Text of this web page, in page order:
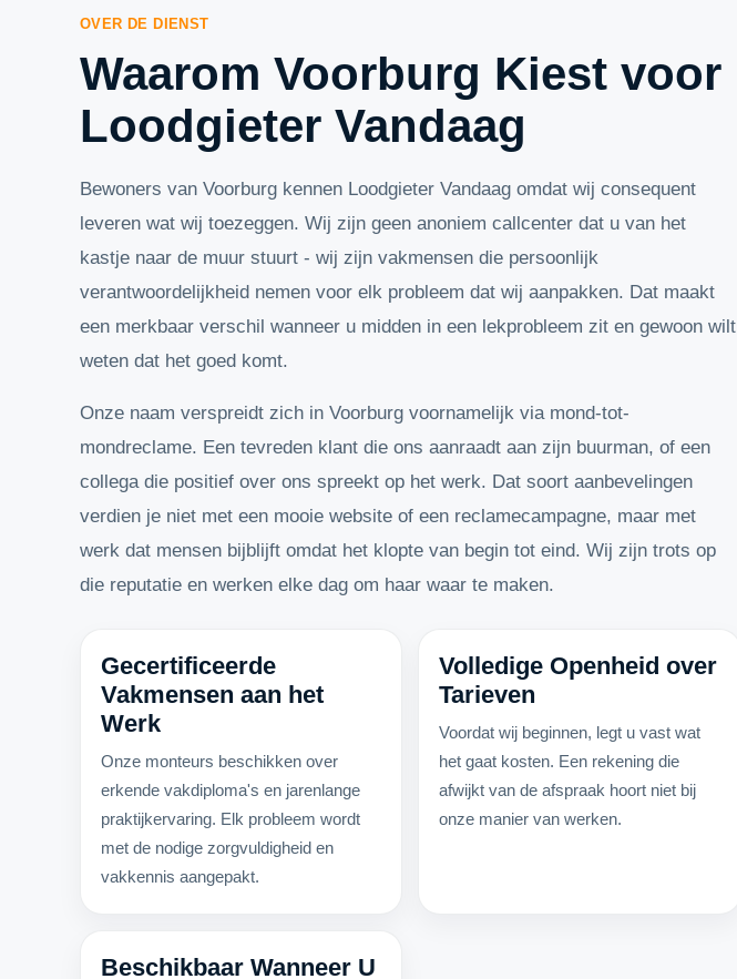
OVER DE DIENST
Waarom Voorburg Kiest voor
Loodgieter Vandaag
Bewoners van Voorburg kennen Loodgieter Vandaag omdat wij consequent
leveren wat wij toezeggen. Wij zijn geen anoniem callcenter dat u van het
kastje naar de muur stuurt - wij zijn vakmensen die persoonlijk
verantwoordelijkheid nemen voor elk probleem dat wij aanpakken. Dat maakt
een merkbaar verschil wanneer u midden in een lekprobleem zit en gewoon wilt
weten dat het goed komt.
Onze naam verspreidt zich in Voorburg voornamelijk via mond-tot-
mondreclame. Een tevreden klant die ons aanraadt aan zijn buurman, of een
collega die positief over ons spreekt op het werk. Dat soort aanbevelingen
verdien je niet met een mooie website of een reclamecampagne, maar met
werk dat mensen bijblijft omdat het klopte van begin tot eind. Wij zijn trots op
die reputatie en werken elke dag om haar waar te maken.
Gecertificeerde
Vakmensen aan het
Werk
Onze monteurs beschikken over
erkende vakdiploma's en jarenlange
praktijkervaring. Elk probleem wordt
met de nodige zorgvuldigheid en
vakkennis aangepakt.
Volledige Openheid over
Tarieven
Voordat wij beginnen, legt u vast wat
het gaat kosten. Een rekening die
afwijkt van de afspraak hoort niet bij
onze manier van werken.
Beschikbaar Wanneer U